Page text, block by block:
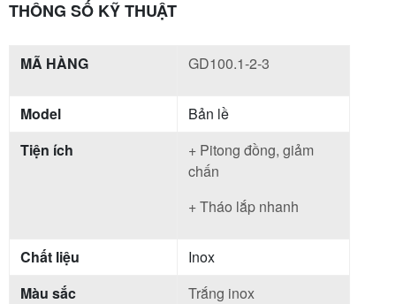
THÔNG SỐ KỸ THUẬT
MÃ HÀNG GD100.1-2-3
Model
Bản lề
Tiện ích
+ Pitong đồng, giảm
chấn
+ Tháo lắp nhanh
Chất liệu
Inox
Màu sắc
Trắng inox